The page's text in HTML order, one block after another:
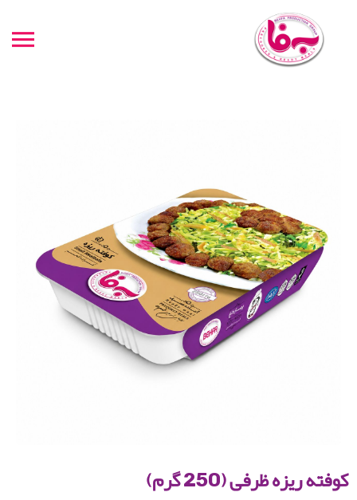
کوفته ریزه ظرفی (250 گرم)